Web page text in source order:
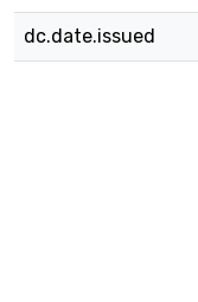
dc.date.issued